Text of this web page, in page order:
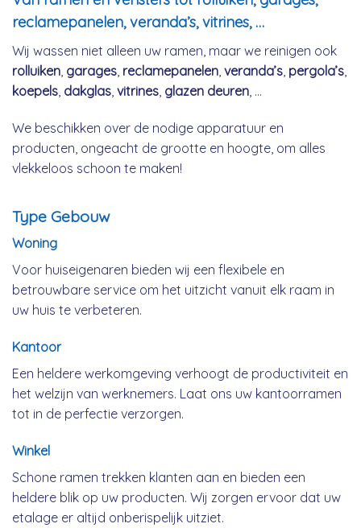
reclamepanelen, veranda’s, vitrines, …
Wij wassen niet alleen uw ramen, maar we reinigen ook
rolluiken garages reclamepanelen veranda’s pergola’s
koepels dakglas vitrines glazen deuren , …
We beschikken over de nodige apparatuur en
producten, ongeacht de grootte en hoogte, om alles
vlekkeloos schoon te maken!
Type Gebouw
Woning
Voor huiseigenaren bieden wij een flexibele en
betrouwbare service om het uitzicht vanuit elk raam in
uw huis te verbeteren.
Kantoor
Een heldere werkomgeving verhoogt de productiviteit en
het welzijn van werknemers. Laat ons uw kantoorramen
tot in de perfectie verzorgen.
Winkel
Schone ramen trekken klanten aan en bieden een
heldere blik op uw producten. Wij zorgen ervoor dat uw
etalage er altijd onberispelijk uitziet.